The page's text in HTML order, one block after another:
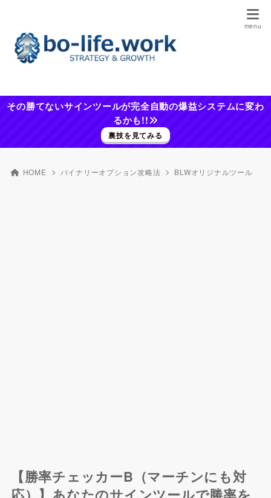
その勝てないサインツールが完全自動の爆益システムに変わ
るかも!!
裏技を見てみる
HOME バイナリーオプション攻略法 BLWオリジナルツール
【勝率チェッカーB（マーチンにも対
応）】あなたのサインツールで勝率を